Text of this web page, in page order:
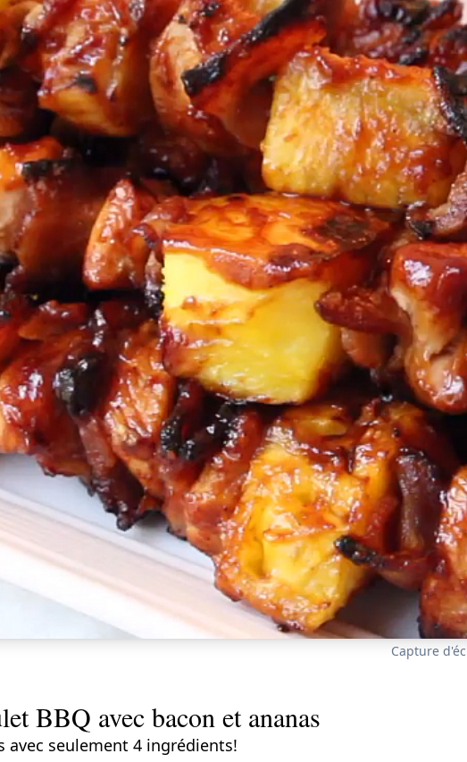
Capture
BBQ avec bacon et ananas
avec seulement 4 ingrédients!